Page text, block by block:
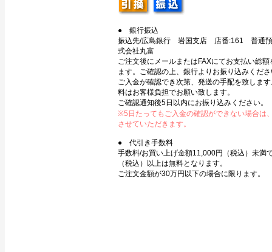
● 銀行振込
振込先/広島銀行 岩国支店 店番:161 普通
式会社丸富
ご注文後にメールまたはFAXにてお支払い総
ます。ご確認の上、銀行よりお振り込みくだ
ご入金が確認でき次第、発送の手配を致しま
料はお客様負担でお願い致します。
ご確認通知後5日以内にお振り込みください。
※5日たってもご入金の確認ができない場合は
させていただきます。
● 代引き手数料
手数料/お買い上げ金額11,000円（税込）未満
（税込）以上は無料となります。
ご注文金額が30万円以下の場合に限ります。